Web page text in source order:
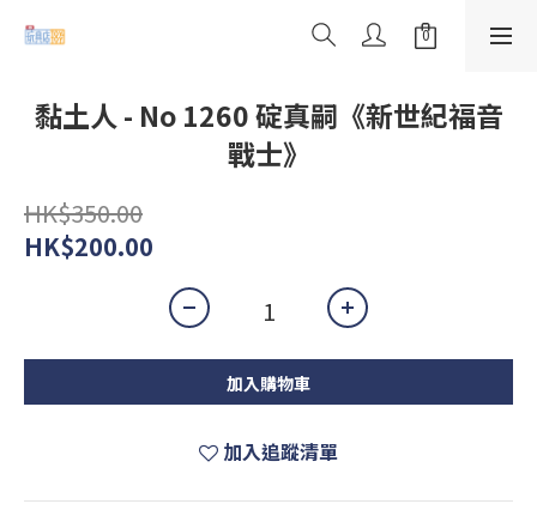
黏土人 - No 1260 碇真嗣《新世紀福音
戰士》
HK$350.00
HK$200.00
加入購物車
加入追蹤清單